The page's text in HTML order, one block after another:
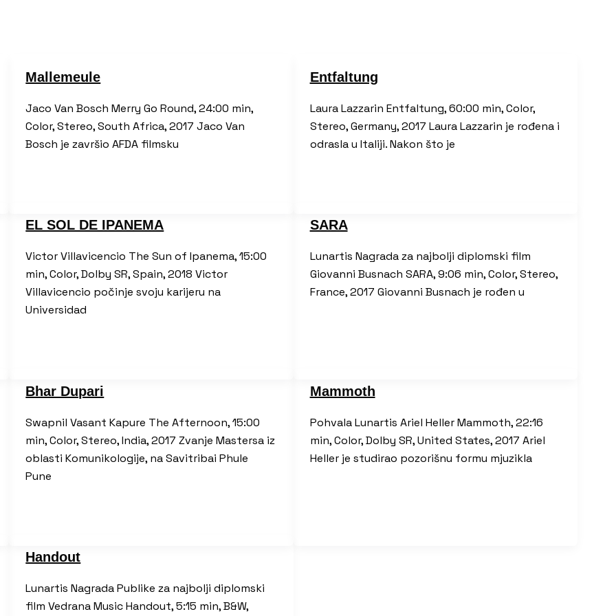
Mallemeule
Jaco Van Bosch Merry Go Round, 24:00 min,
Color, Stereo, South Africa, 2017 Jaco Van
Bosch je završio AFDA filmsku
Entfaltung
Laura Lazzarin Entfaltung, 60:00 min, Color,
Stereo, Germany, 2017 Laura Lazzarin je rođena i
odrasla u Italiji. Nakon što je
EL SOL DE IPANEMA
Victor Villavicencio The Sun of Ipanema, 15:00
min, Color, Dolby SR, Spain, 2018 Victor
Villavicencio počinje svoju karijeru na
Universidad
SARA
Lunartis Nagrada za najbolji diplomski film
Giovanni Busnach SARA, 9:06 min, Color, Stereo,
France, 2017 Giovanni Busnach je rođen u
Bhar Dupari
Swapnil Vasant Kapure The Afternoon, 15:00
min, Color, Stereo, India, 2017 Zvanje Mastersa iz
oblasti Komunikologije, na Savitribai Phule
Pune
Mammoth
Pohvala Lunartis Ariel Heller Mammoth, 22:16
min, Color, Dolby SR, United States, 2017 Ariel
Heller je studirao pozorišnu formu mjuzikla
Handout
Lunartis Nagrada Publike za najbolji diplomski
film Vedrana Music Handout, 5:15 min, B&W,